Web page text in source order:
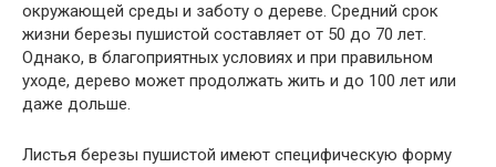
окружающей среды и заботу о дереве. Средний срок
жизни березы пушистой составляет от 50 до 70 лет.
Однако, в благоприятных условиях и при правильном
уходе, дерево может продолжать жить и до 100 лет или
даже дольше.
Листья березы пушистой имеют специфическую форму